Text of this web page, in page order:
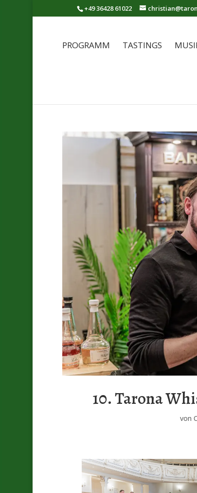
+49 36428 61022
PROGRAMM TASTINGS
10. Tarona
von